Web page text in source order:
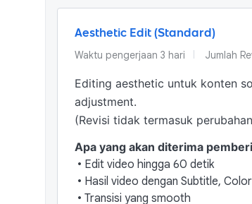
Aesthetic Edit (Standard)
Waktu pengerjaan 3 hari Jumlah
Editing aesthetic untuk konten
adjustment.
(Revisi tidak termasuk
Apa yang akan diterima
• Edit video hingga 60 detik
• Hasil video dengan Subtitle,
• Transisi yang smooth